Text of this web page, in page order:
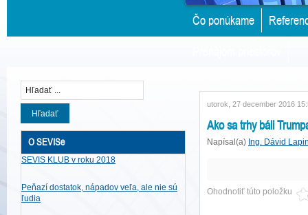
Čo ponúkame
Hľadať
O SEVISe
SEVIS KLUB v roku 2018
Peňazí dostatok, nápadov veľa, ale nie sú
ľudia
utorok, 27 december 2016
Ako sa trhy báli
Napísal(a) Ing. Dávid
Ohodnotiť túto položku